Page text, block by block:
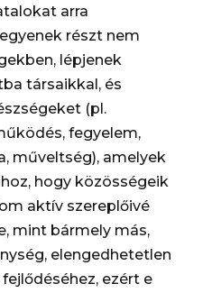
arra
részt nem
lépjenek
társaikkal, és
(pl.
fegyelem,
műveltség), amelyek
hogy közösségeik
aktív szereplőivé
mint bármely más,
elengedhetetlen
ezért e